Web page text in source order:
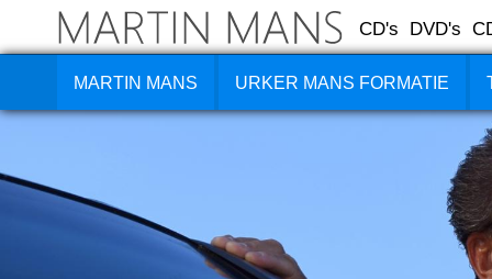
CD's DVD's
MARTIN MANS URKER MANS FORMATIE